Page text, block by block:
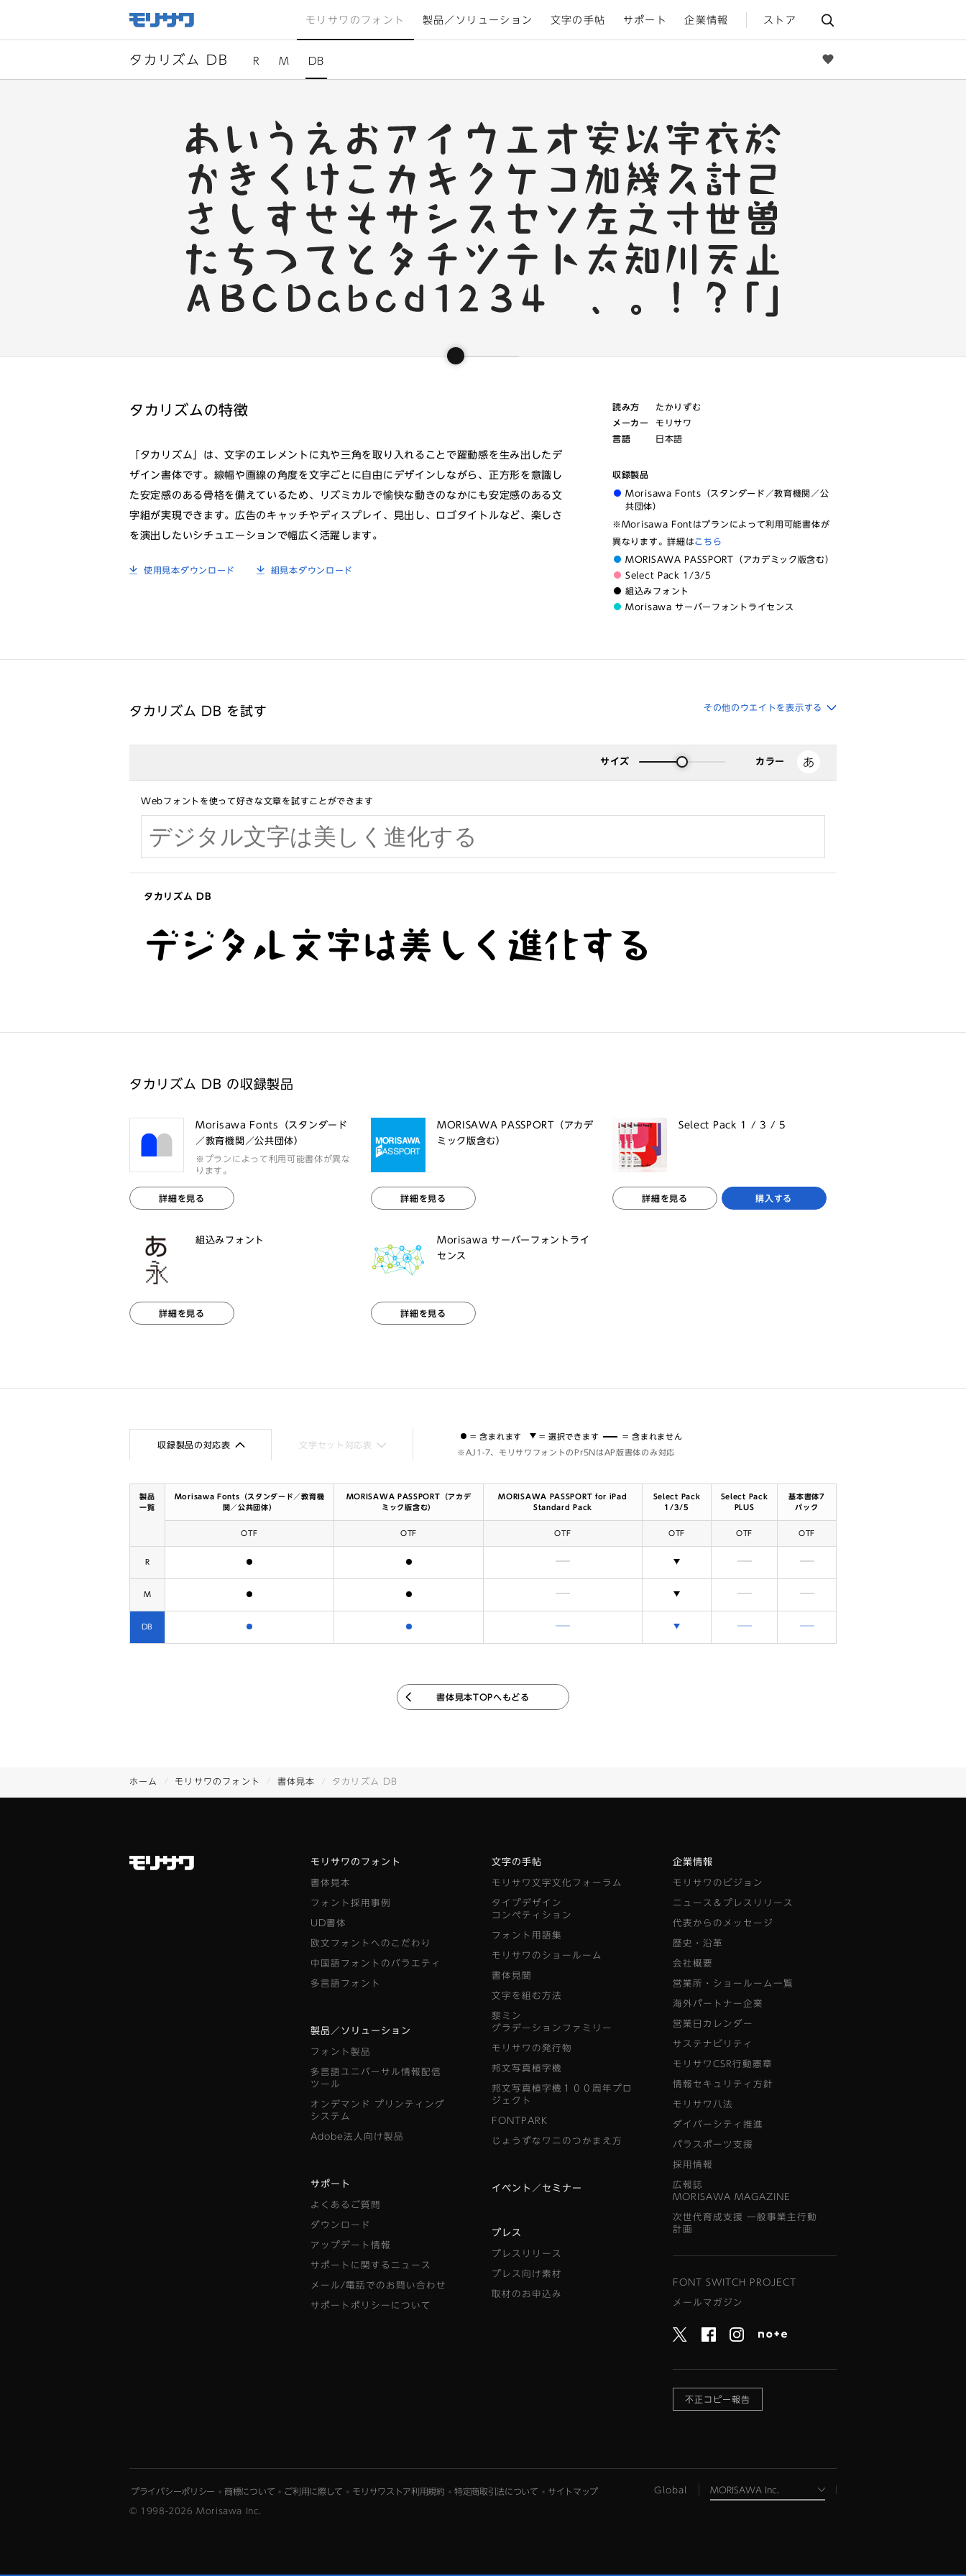
モリサワのフォント 製品／ソリューション 文字の手帖 サポート 企業情報 ストア
タカリズム DB R M DB
タカリズムの特徴
「タカリズム」は、文字のエレメントに丸や三角を取り入れることで躍動感を生み出したデ
ザイン書体です。線幅や画線の角度を文字ごとに自由にデザインしながら、正方形を意識し
た安定感のある骨格を備えているため、リズミカルで愉快な動きのなかにも安定感のある文
字組が実現できます。広告のキャッチやディスプレイ、見出し、ロゴタイトルなど、楽しさ
を演出したいシチュエーションで幅広く活躍します。
使用見本ダウンロード 組見本ダウンロード
読み方
たかりずむ
メーカー
モリサワ
言語
日本語
収録製品
Morisawa Fonts（スタンダード／教育機関／公
共団体）
※Morisawa Fontはプランによって利用可能書体が
異なります。詳細はこちら
MORISAWA PASSPORT（アカデミック版含む）
Select Pack 1/3/5
組込みフォント
Morisawa サーバーフォントライセンス
タカリズム DB を試す その他のウエイトを表示する
サイズ カラー
Webフォントを使って好きな文章を試すことができます
タカリズム DB
デジタル文字は美しく進化する
タカリズム DB の収録製品
Morisawa Fonts（スタンダード
／教育機関／公共団体）
※プランによって利用可能書体が異な
ります。
詳細を見る
MORISAWA PASSPORT（アカデ
ミック版含む）
詳細を見る
Select Pack 1 / 3 / 5
詳細を見る 購入する
組込みフォント
詳細を見る
Morisawa サーバーフォントライ
センス
詳細を見る
収録製品の対応表 文字セット対応表
= 含まれます = 選択できます
= 含まれません
※AJ1-7、モリサワフォントのPr5NはAP版書体のみ対応
製品
一覧
Morisawa Fonts（スタンダード／教育機
関／公共団体）
MORISAWA PASSPORT（アカデ
ミック版含む）
MORISAWA PASSPORT for iPad
Standard Pack
Select Pack
1/3/5
Select Pack
PLUS
基本書体7
パック
OTF OTF OTF OTF OTF OTF
R 含まれます 含まれません 含まれません
M 含まれます 含まれません 含まれません
DB 含まれます 含まれません 含まれません
書体見本TOPへもどる
ホーム モリサワのフォント 書体見本 タカリズム DB
モリサワのフォント
書体見本
フォント採用事例
UD書体
欧文フォントへのこだわり
中国語フォントのバラエティ
多言語フォント
製品／ソリューション
フォント製品
多言語ユニバーサル情報配信
ツール
オンデマンド プリンティング
システム
Adobe法人向け製品
サポート
よくあるご質問
ダウンロード
アップデート情報
サポートに関するニュース
メール/電話でのお問い合わせ
サポートポリシーについて
文字の手帖
モリサワ文字文化フォーラム
タイプデザイン
コンペティション
フォント用語集
モリサワのショールーム
書体見聞
文字を組む方法
黎ミン
グラデーションファミリー
モリサワの発行物
邦文写真植字機
邦文写真植字機１００周年プロ
ジェクト
FONTPARK
じょうずなワニのつかまえ方
イベント／セミナー
プレス
プレスリリース
プレス向け素材
取材のお申込み
企業情報
モリサワのビジョン
ニュース＆プレスリリース
代表からのメッセージ
歴史・沿革
会社概要
営業所・ショールーム一覧
海外パートナー企業
営業日カレンダー
サステナビリティ
モリサワCSR行動憲章
情報セキュリティ方針
モリサワ八法
ダイバーシティ推進
パラスポーツ支援
採用情報
広報誌
MORISAWA MAGAZINE
次世代育成支援 一般事業主行動
計画
FONT SWITCH PROJECT
メールマガジン
不正コピー報告
プライバシーポリシー 商標について ご利用に際して モリサワストア利用規約 特定商取引法について サイトマップ Global
© 1998-2026 Morisawa Inc.